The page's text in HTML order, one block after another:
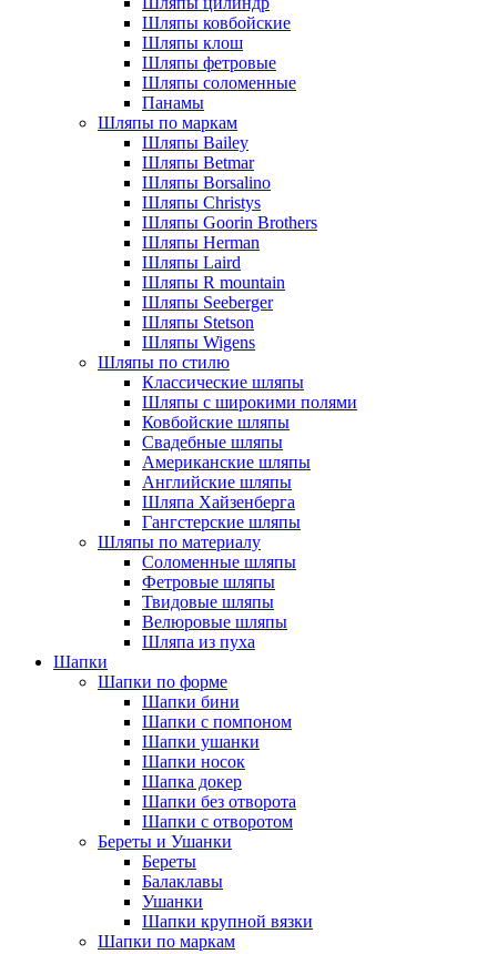
Шляпы ковбойские
Шляпы клош
Шляпы фетровые
Шляпы соломенные
Панамы
Шляпы по маркам
Шляпы Bailey
Шляпы Betmar
Шляпы Borsalino
Шляпы Christys
Шляпы Goorin Brothers
Шляпы Herman
Шляпы Laird
Шляпы R mountain
Шляпы Seeberger
Шляпы Stetson
Шляпы Wigens
Шляпы по стилю
Классические шляпы
Шляпы с широкими полями
Ковбойские шляпы
Свадебные шляпы
Американские шляпы
Английские шляпы
Шляпа Хайзенберга
Гангстерские шляпы
Шляпы по материалу
Соломенные шляпы
Фетровые шляпы
Твидовые шляпы
Велюровые шляпы
Шляпа из пуха
Шапки
Шапки по форме
Шапки бини
Шапки с помпоном
Шапки ушанки
Шапки носок
Шапка докер
Шапки без отворота
Шапки с отворотом
Береты и Ушанки
Береты
Балаклавы
Ушанки
Шапки крупной вязки
Шапки по маркам